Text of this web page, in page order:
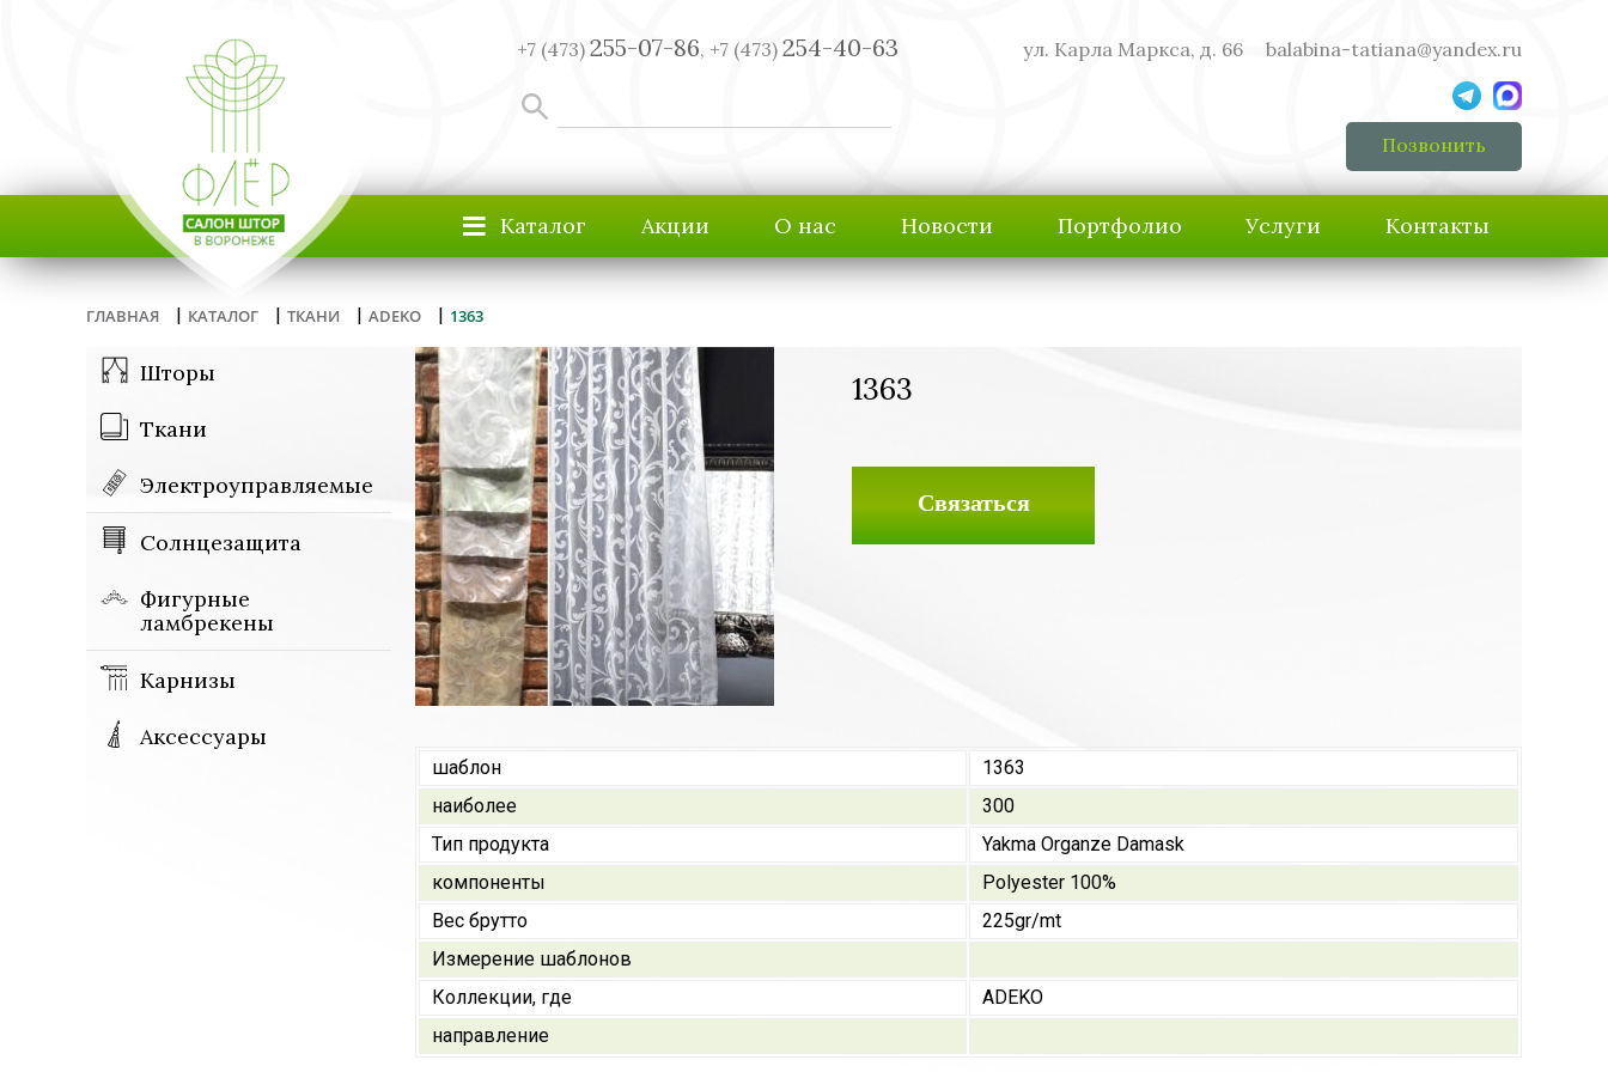
+7 (473) 255-07-86, +7 (473) 254-40-63 ул. Карла Маркса, д. 66 balabina-tatiana@yandex.ru
Позвонить
≡ Каталог Акции О нас Новости Портфолио Услуги Контакты
ГЛАВНАЯ | КАТАЛОГ | ТКАНИ | ADEKO | 1363
Шторы
Ткани
Электроуправляемые
Солнцезащита
Фигурные
ламбрекены
Карнизы
Аксессуары
1363
Связаться
шаблон
1363
наиболее
300
Тип продукта
Yakma Organze Damask
компоненты
Polyester 100%
Вес брутто
225gr/mt
Измерение шаблонов
Коллекции, где
ADEKO
направление